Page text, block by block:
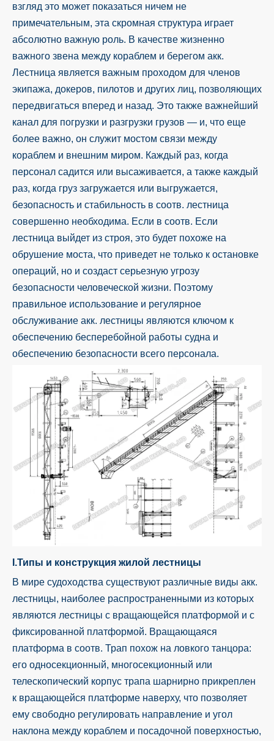
взгляд это может показаться ничем не
примечательным, эта скромная структура играет
абсолютно важную роль. В качестве жизненно
важного звена между кораблем и берегом акк.
Лестница является важным проходом для членов
экипажа, докеров, пилотов и других лиц, позволяющих
передвигаться вперед и назад. Это также важнейший
канал для погрузки и разгрузки грузов — и, что еще
более важно, он служит мостом связи между
кораблем и внешним миром. Каждый раз, когда
персонал садится или высаживается, а также каждый
раз, когда груз загружается или выгружается,
безопасность и стабильность в соотв. лестница
совершенно необходима. Если в соотв. Если
лестница выйдет из строя, это будет похоже на
обрушение моста, что приведет не только к остановке
операций, но и создаст серьезную угрозу
безопасности человеческой жизни. Поэтому
правильное использование и регулярное
обслуживание акк. лестницы являются ключом к
обеспечению бесперебойной работы судна и
обеспечению безопасности всего персонала.
I.Типы и конструкция жилой лестницы
В мире судоходства существуют различные виды акк.
лестницы, наиболее распространенными из которых
являются лестницы с вращающейся платформой и с
фиксированной платформой. Вращающаяся
платформа в соотв. Трап похож на ловкого танцора:
его односекционный, многосекционный или
телескопический корпус трапа шарнирно прикреплен
к вращающейся платформе наверху, что позволяет
ему свободно регулировать направление и угол
наклона между кораблем и посадочной поверхностью,